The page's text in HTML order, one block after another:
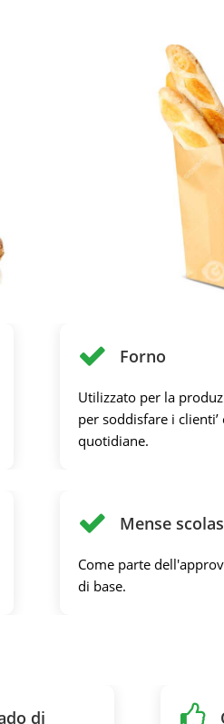
Forno
Utilizzato per la
per soddisfare i
quotidiane.
Mense
Come parte
di base.
di